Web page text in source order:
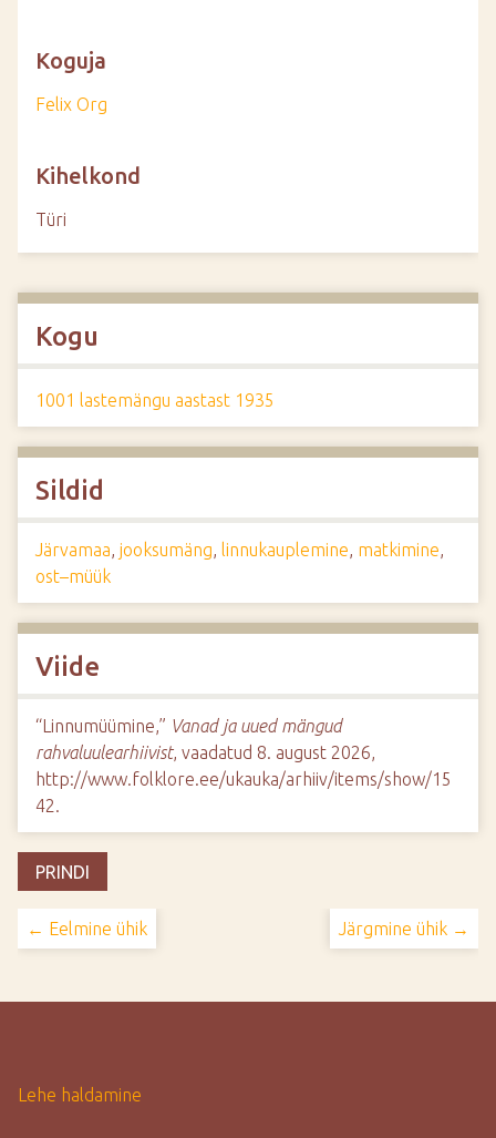
Koguja
Felix Org
Kihelkond
Türi
Kogu
1001 lastemängu aastast 1935
Sildid
Järvamaa, jooksumäng, linnukauplemine, matkimine,
ost–müük
Viide
“Linnumüümine,” Vanad ja uued mängud
rahvaluulearhiivist, vaadatud 8. august 2026,
http://www.folklore.ee/ukauka/arhiiv/items/show/15
42.
PRINDI
← Eelmine ühik Järgmine ühik →
Lehe haldamine